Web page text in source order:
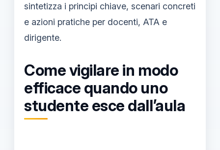
sintetizza i principi chiave, scenari concreti
e azioni pratiche per docenti, ATA e
dirigente.
Come vigilare in modo
efficace quando uno
studente esce dall’aula